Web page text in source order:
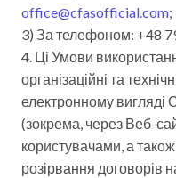
office@cfasofficial.com;
3) За телефоном: +48
4. Ці Умови
організаційні та
електронному вигляді
(зокрема, через Веб-
користувачами, а
розірвання договорів